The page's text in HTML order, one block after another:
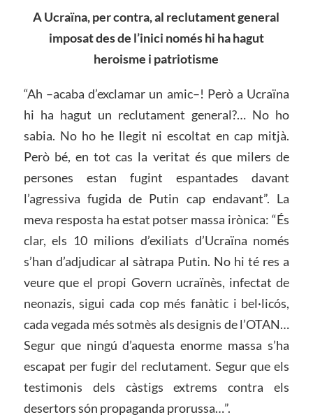
A Ucraïna, per contra, al reclutament general
imposat des de l’inici només hi ha hagut
heroisme i patriotisme
“Ah –acaba d’exclamar un amic–! Però a Ucraïna
hi ha hagut un reclutament general?… No ho
sabia. No ho he llegit ni escoltat en cap mitjà.
Però bé, en tot cas la veritat és que milers de
persones estan fugint espantades davant
l’agressiva fugida de Putin cap endavant”. La
meva resposta ha estat potser massa irònica: “És
clar, els 10 milions d’exiliats d’Ucraïna només
s’han d’adjudicar al sàtrapa Putin. No hi té res a
veure que el propi Govern ucraïnès, infectat de
neonazis, sigui cada cop més fanàtic i bel·licós,
cada vegada més sotmès als designis de l’OTAN…
Segur que ningú d’aquesta enorme massa s’ha
escapat per fugir del reclutament. Segur que els
testimonis dels càstigs extrems contra els
desertors són propaganda prorussa…”.